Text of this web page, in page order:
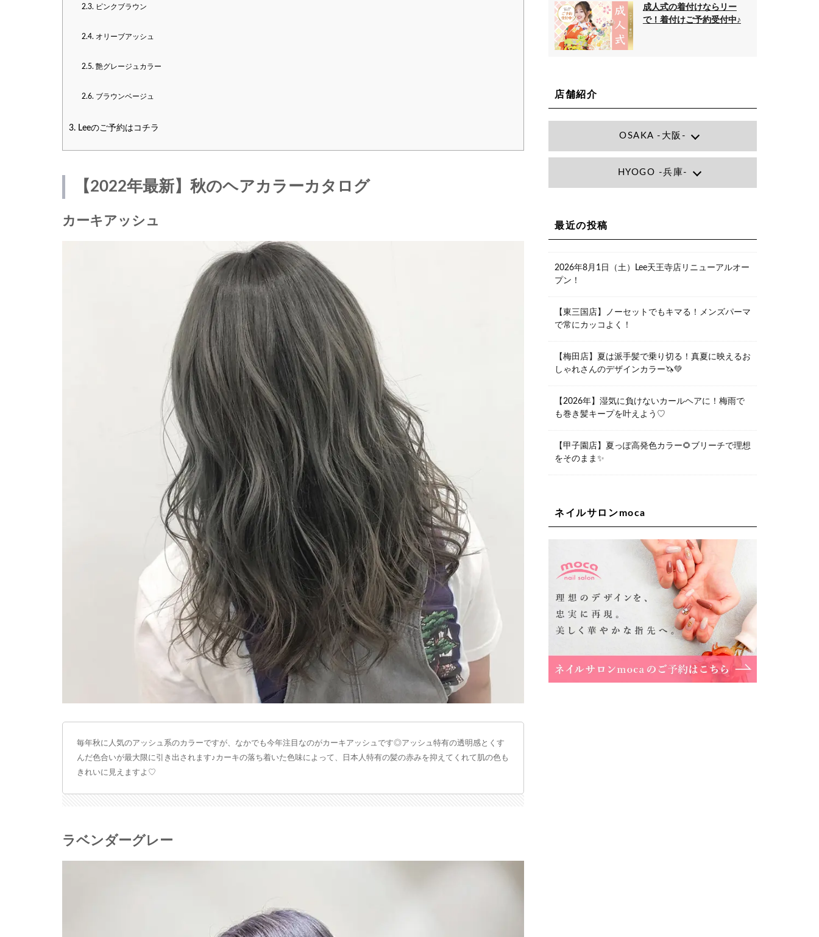
2.3. ピンクブラウン
2.4. オリーブアッシュ
2.5. 艶グレージュカラー
2.6. ブラウンベージュ
3. Leeのご予約はコチラ
【2022年最新】秋のヘアカラーカタログ
カーキアッシュ
毎年秋に人気のアッシュ系のカラーですが、なかでも今年注目なのがカーキアッシュです◎アッシュ特有の透明感とくす
んだ色合いが最大限に引き出されます♪カーキの落ち着いた色味によって、日本人特有の髪の赤みを抑えてくれて肌の色も
きれいに見えますよ♡
ラベンダーグレー
成人式の着付けならリー
で！着付けご予約受付中♪
店舗紹介
OSAKA -大阪-
Lee大阪店
大阪府大阪市北区小松原町1-27梅田エ
大阪府大阪市都島区東野田町２丁目９
Lee堀江店
〒550-0014 大阪府大阪市西区北堀江1-
06-6563-9091
Lee四ツ橋店
大阪府大阪市西区新町1-5-7 四ツ橋ビル
Lee天王寺店
06-6537-9791
大阪市東淀川区瑞光1-4-1 カサデルドイ
Lee東三国店
大阪市淀川区東三国4-8-11 大拓ハイツ6
06-6395-9555
Lee布施店
大阪府東大阪市足代2丁目1-5 モンテノ
ーム布施1F
06-6748-0778
大阪府枚方市岡東町18-15 キューブ枚
方駅前ビル2F-A
HYOGO -兵庫-
ライフワーク1F
最近の投稿
2026年8月1日（土）Lee天王寺店リニューアルオー
プン！
【東三国店】ノーセットでもキマる！メンズパーマ
で常にカッコよく！
【梅田店】夏は派手髪で乗り切る！真夏に映えるお
しゃれさんのデザインカラー🦄💚
【2026年】湿気に負けないカールヘアに！梅雨で
も巻き髪キープを叶えよう♡
【甲子園店】夏っぽ高発色カラー🌻ブリーチで理想
をそのまま✨
ネイルサロンmoca